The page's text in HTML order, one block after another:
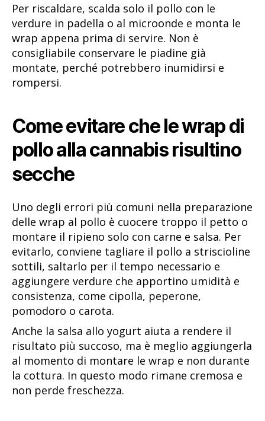
Per riscaldare, scalda solo il pollo con le
verdure in padella o al microonde e monta le
wrap appena prima di servire. Non è
consigliabile conservare le piadine già
montate, perché potrebbero inumidirsi e
rompersi.
Come evitare che le wrap di
pollo alla cannabis risultino
secche
Uno degli errori più comuni nella preparazione
delle wrap al pollo è cuocere troppo il petto o
montare il ripieno solo con carne e salsa. Per
evitarlo, conviene tagliare il pollo a striscioline
sottili, saltarlo per il tempo necessario e
aggiungere verdure che apportino umidità e
consistenza, come cipolla, peperone,
pomodoro o carota.
Anche la salsa allo yogurt aiuta a rendere il
risultato più succoso, ma è meglio aggiungerla
al momento di montare le wrap e non durante
la cottura. In questo modo rimane cremosa e
non perde freschezza.